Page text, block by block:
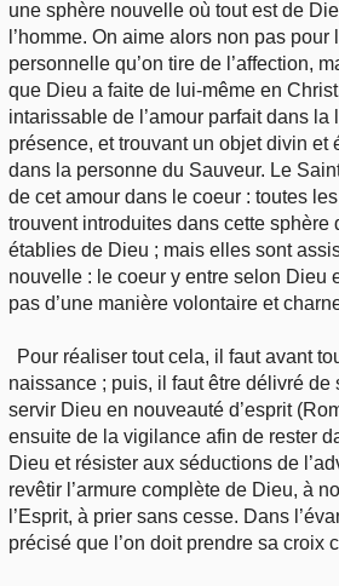
une sphère nouvelle où tout est de
l’homme. On aime alors non pas pour
personnelle qu’on tire de l’affection,
que Dieu a faite de lui-même en
intarissable de l’amour parfait dans la
présence, et trouvant un objet divin et
dans la personne du Sauveur. Le
de cet amour dans le coeur : toutes
trouvent introduites dans cette sphère
établies de Dieu ; mais elles sont
nouvelle : le coeur y entre selon Dieu
pas d’une manière volontaire et
Pour réaliser tout cela, il faut avant
naissance ; puis, il faut être délivré de
servir Dieu en nouveauté d’esprit
ensuite de la vigilance afin de rester
Dieu et résister aux séductions de
revêtir l’armure complète de Dieu, à
l’Esprit, à prier sans cesse. Dans
précisé que l’on doit prendre sa croix